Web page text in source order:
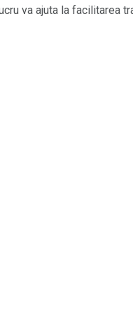
va ajuta la facilitarea